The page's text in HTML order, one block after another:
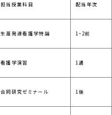
担当授業科目 配当年次
生涯発達看護学特論 1・2前
看護学演習 1通
合同研究ゼミナール 1後